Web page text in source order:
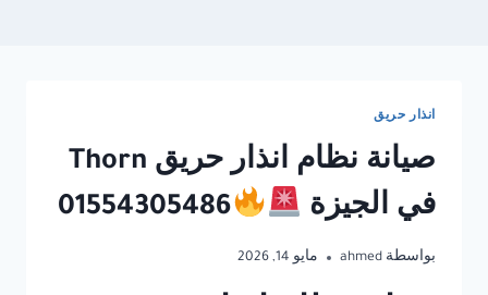
انذار حريق
صيانة نظام انذار حريق Thorn
في الجيزة
01554305486
بواسطة ahmed مايو 14, 2026